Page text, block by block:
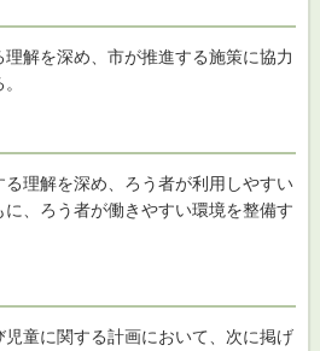
解を深め、市が推進する施策に協力
理解を深め、ろう者が利用しやすい
、ろう者が働きやすい環境を整備す
童に関する計画において、次に掲げ